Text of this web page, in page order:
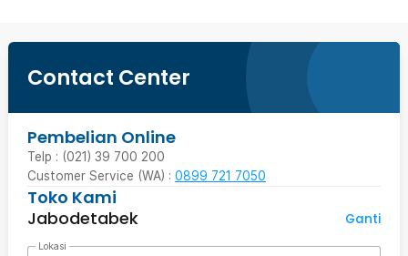
Contact Center
Pembelian Online
Telp : (021) 39 700 200
Customer Service (WA) : 0899 721 7050
Toko Kami
Jabodetabek
Ganti
Lokasi